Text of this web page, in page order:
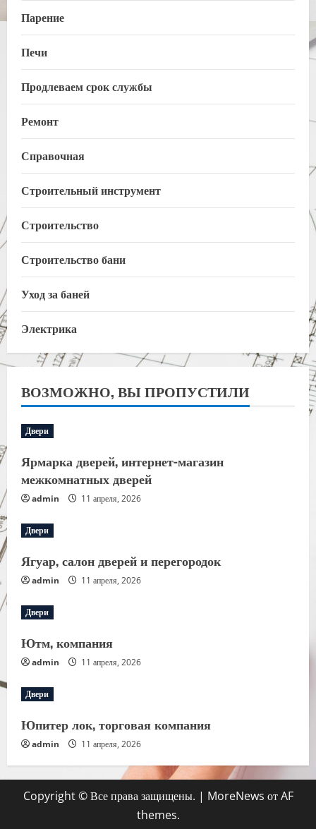
Парение
Печи
Продлеваем срок службы
Ремонт
Справочная
Строительный инструмент
Строительство
Строительство бани
Уход за баней
Электрика
ВОЗМОЖНО, ВЫ ПРОПУСТИЛИ
Двери
Ярмарка дверей, интернет-магазин
межкомнатных дверей
admin 11 апреля, 2026
Двери
Ягуар, салон дверей и перегородок
admin 11 апреля, 2026
Двери
Ютм, компания
admin 11 апреля, 2026
Двери
Юпитер лок, торговая компания
admin 11 апреля, 2026
Copyright © Все права защищены. | MoreNews от AF
themes.